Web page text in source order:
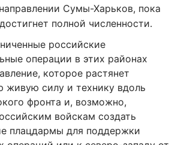
Сумы-Харьков, пока
полной численности.
российские
операции в этих районах
которое растянет
живую силу и технику вдоль
фронта и, возможно,
войскам создать
плацдармы для поддержки